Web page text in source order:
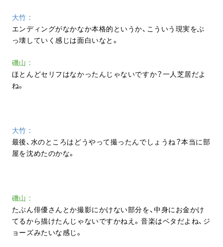
大竹
エンディングがなかなか本格的というか、こういう現実をぶ
っ壊していく感じは面白いなと。
磯山
ほとんどセリフはなかったんじゃないですか？一人芝居だよ
ね。
大竹
最後、水のところはどうやって撮ったんでしょうね？本当に部
屋を沈めたのかな。
磯山
たぶん俳優さんとか撮影にかけない部分を、中身にお金かけ
てるから描けたんじゃないですかねえ。音楽はベタだよね、ジ
ョーズみたいな感じ。